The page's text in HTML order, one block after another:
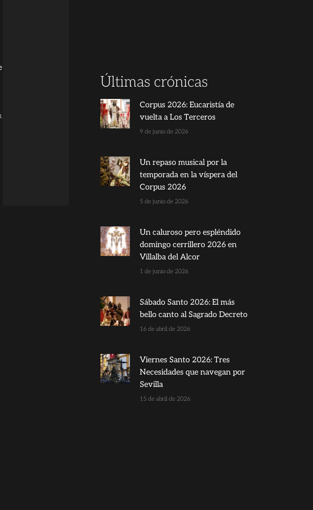
Últimas crónicas
Corpus 2026: Eucaristía de
vuelta a Los Terceros
9 de junio de 2026
Un repaso musical por la
temporada en la víspera del
Corpus 2026
5 de junio de 2026
Un caluroso pero espléndido
domingo cerrillero 2026 en
Villalba del Alcor
1 de junio de 2026
Sábado Santo 2026: El más
bello canto al Sagrado Decreto
16 de abril de 2026
Viernes Santo 2026: Tres
Necesidades que navegan por
Sevilla
15 de abril de 2026